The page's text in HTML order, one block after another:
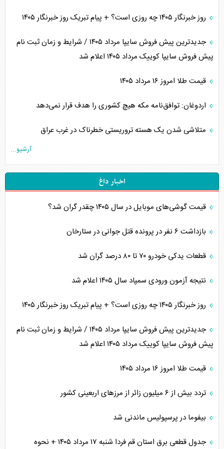
روز خبرنگار ۱۴۰۵ چه روزی است؟ + پیام تبریک روز خبرنگار ۱۴۰۵
جدیدترین پیش فروش سایپا مرداد ۱۴۰۵ / شرایط و زمان ثبت نام
پیش فروش سایپا کوییک مرداد ۱۴۰۵ اعلام شد
قیمت طلا امروز ۱۶ مرداد ۱۴۰۵
اردوغان: توافق‌نامه مکه هیچ کشوری را هدف قرار نمی‌دهد
متلاشی شدن یک هسته تروریستی خطرناک در غرب عراق
آرشیو...
اخبار داغ
قیمت گوشی‌های موبایل در سال ۱۴۰۵ چقدر گران شد؟
بازداشت ۶ نفر در پرونده قتل جوانی در ستارخان
قطعات یدکی خودرو ۷۰ تا ۸۰ درصد گران شد
نتیجه آزمون ورودی سمپاد سال ۱۴۰۵ اعلام شد
روز خبرنگار ۱۴۰۵ چه روزی است؟ + پیام تبریک روز خبرنگار ۱۴۰۵
جدیدترین پیش فروش سایپا مرداد ۱۴۰۵ / شرایط و زمان ثبت نام
پیش فروش سایپا کوییک مرداد ۱۴۰۵ اعلام شد
قیمت طلا امروز ۱۶ مرداد ۱۴۰۵
تردد بیش از ۶ میلیون زائر از مرزهای اربعینی کشور
بیفوما در پرسپولیس ماندنی شد
جدول قطعی برق استان قم فردا شنبه ۱۷ مرداد ۱۴۰۵ + نحوه